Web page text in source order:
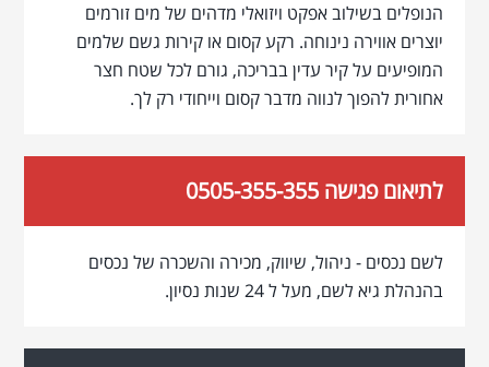
הנופלים בשילוב אפקט ויזואלי מדהים של מים זורמים
יוצרים אווירה נינוחה. רקע קסום או קירות גשם שלמים
המופיעים על קיר עדין בבריכה, גורם לכל שטח חצר
אחורית להפוך לנווה מדבר קסום וייחודי רק לך.
לתיאום פגישה 0505-355-355
לשם נכסים - ניהול, שיווק, מכירה והשכרה של נכסים
בהנהלת גיא לשם, מעל ל 24 שנות נסיון.